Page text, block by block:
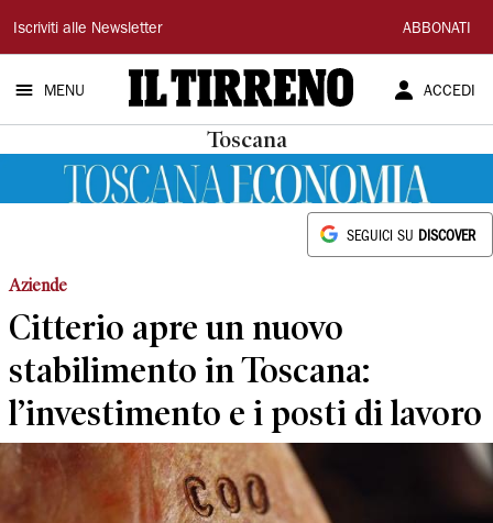
Il
Tirreno
Iscriviti alle Newsletter ABBONATI
MENU ACCEDI
Toscana
SEGUICI SU DISCOVER
Aziende
Citterio apre un nuovo
stabilimento in Toscana:
l’investimento e i posti di lavoro